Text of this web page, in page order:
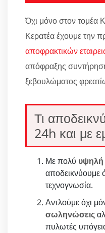
Όχι μόνο στον τομέα
Κερατέα έχουμε την
αποφρακτικών
απόφραξης
ξεβουλώματος
Τι
24h και με
Με πολύ υψηλή
αποδεικνύουμε
τεχνογνωσία.
Αντλούμε όχι
σωληνώσεις
πυλωτές